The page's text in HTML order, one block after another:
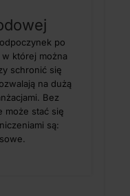
po
której można
schronić się
na dużą
Bez
może stać się
są: